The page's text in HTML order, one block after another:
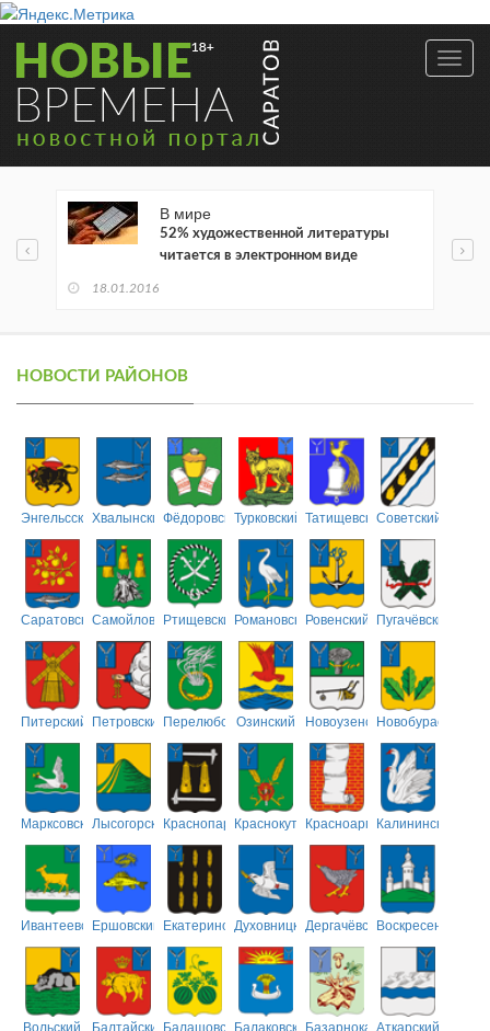
В мире
52% художественной литературы
читается в электронном виде
18.01.2016
НОВОСТИ РАЙОНОВ
ЭнгельсскийХвалынскийФёдоровскийТурковский ТатищевскийСоветский
СаратовскийСамойловскийРтищевскийРомановскийРовенский Пугачёвский
Питерский ПетровскийПерелюбскийОзинский НовоузенскийНовобурасский
МарксовскийЛысогорскийКраснопартизанский
КраснокутскийКрасноармейский
Калининский
ИвантеевскийЕршовский ЕкатериновскийДуховницкийДергачёвскийВоскресенский
Вольский БалтайскийБалашовскийБалаковскийБазарнокарабулакский
Аткарский